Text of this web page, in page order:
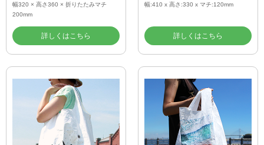
幅320 × 高さ360 × 折りたたみマチ
200mm
詳しくはこちら
幅:410 x 高さ:330 x マチ:120mm
詳しくはこちら